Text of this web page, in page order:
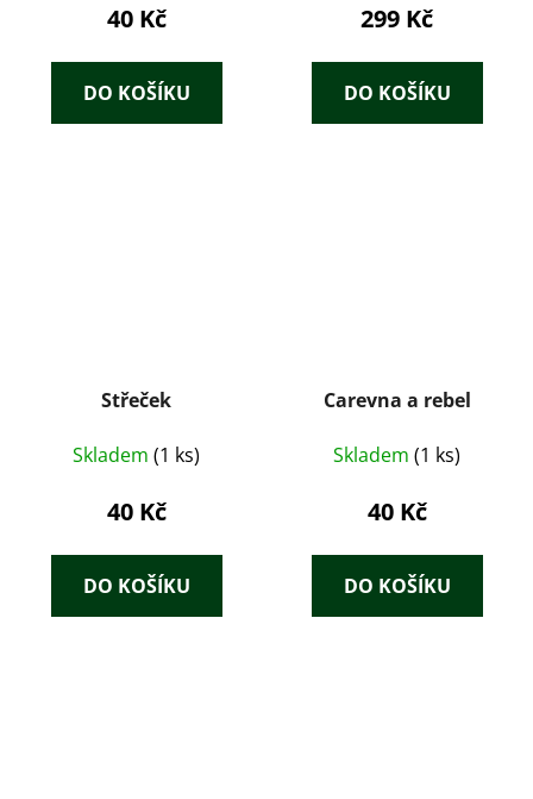
40 Kč
DO KOŠÍKU
299 Kč
DO KOŠÍKU
Střeček
Skladem (1 ks)
40 Kč
DO KOŠÍKU
Carevna a rebel
Skladem (1 ks)
40 Kč
DO KOŠÍKU